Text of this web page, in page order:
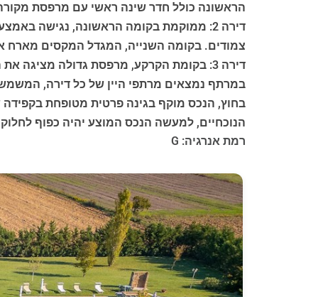
הראשונה כולל חדר שינה ראשי עם מרפסת
דירה 2: ממוקמת בקומה הראשונה, נגישה
צמודים. בקומה השנייה, המגדל המקסים מארח
דירה 3: בקומת הקרקע, מרפסת גדולה מציגה את המגורים, המורכב מאזור מגורים עם אח, מטבח ושני חדרי שינה זוגיים, שניהם עם חדרי רחצה פרטיים.
במרתף נמצאים מרתפי היין של כל דירה,
הנוכחיים, למעשה הנכס המוצע יהיה כפוף
רמת אנרגיה: G